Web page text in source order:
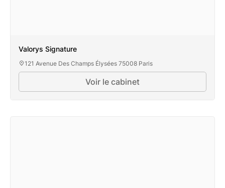
Valorys Signature
121 Avenue Des Champs Élysées 75008 Paris
Voir le cabinet